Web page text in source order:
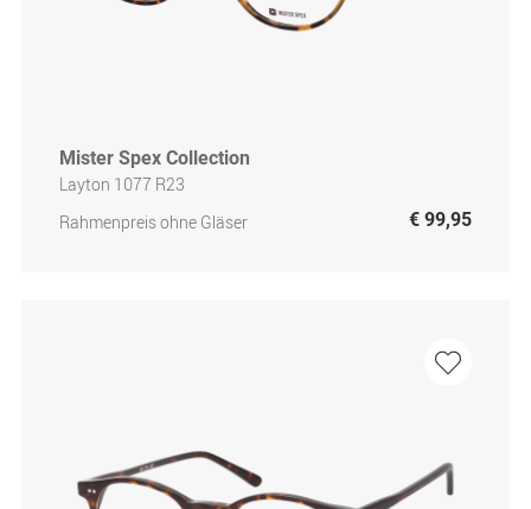
Mister Spex Collection
Layton 1077 R23
Rahmenpreis ohne Gläser
€ 99,95